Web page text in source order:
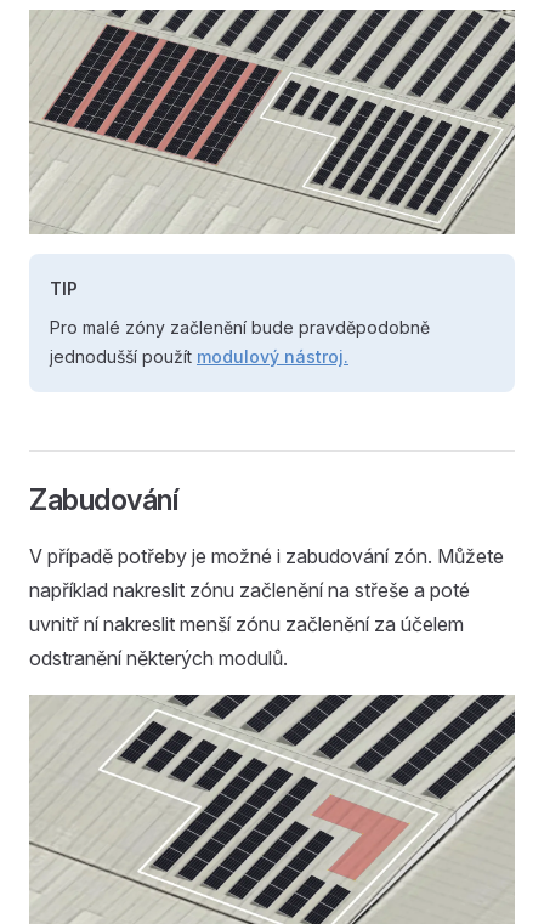
TIP
Pro malé zóny začlenění bude pravděpodobně
jednodušší použít modulový nástroj.
Zabudování
V případě potřeby je možné i zabudování zón. Můžete
například nakreslit zónu začlenění na střeše a poté
uvnitř ní nakreslit menší zónu začlenění za účelem
odstranění některých modulů.